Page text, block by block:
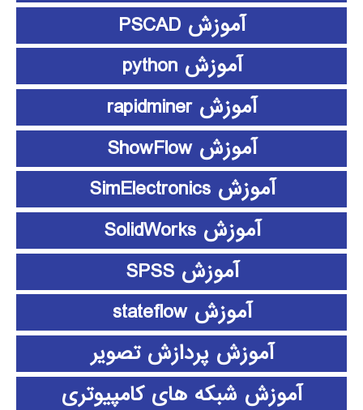
آموزش PSCAD
آموزش python
آموزش rapidminer
آموزش ShowFlow
آموزش SimElectronics
آموزش SolidWorks
آموزش SPSS
آموزش stateflow
آموزش پردازش تصویر
آموزش شبکه های کامپیوتری